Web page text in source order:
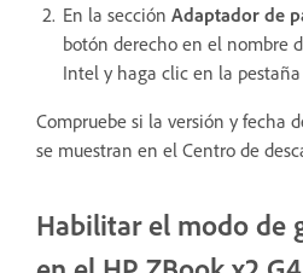
En la sección Adaptador de
botón derecho en el nombre
Intel y haga clic en la pestaña
Compruebe si la versión y fecha
se muestran en el Centro de
Habilitar el modo de